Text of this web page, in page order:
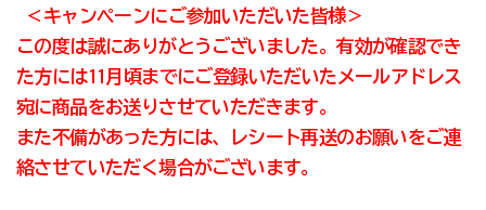
＜キャンペーンにご参加いただいた皆様＞
この度は誠にありがとうございました。有効が確認でき
た方には11月頃までにご登録いただいたメールアドレス
宛に商品をお送りさせていただきます。
また不備があった方には、レシート再送のお願いをご連
絡させていただく場合がございます。